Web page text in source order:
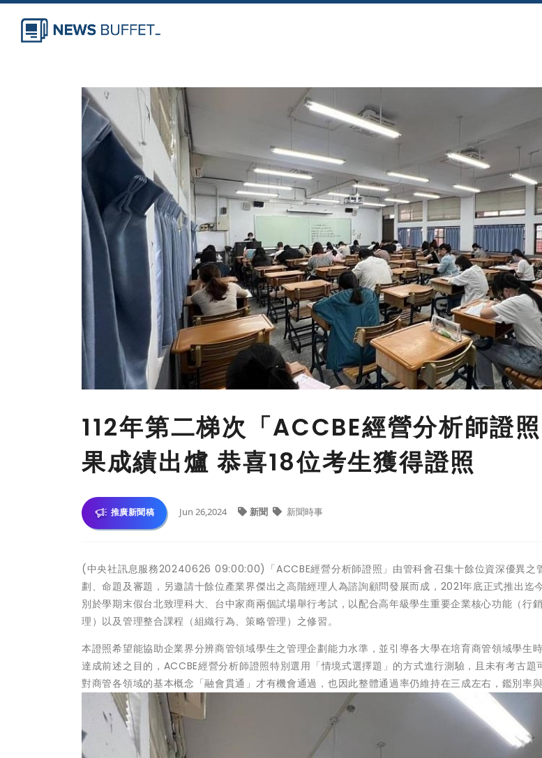
112年第二梯次「ACCBE經營分析師證
果成績出爐 恭喜18位考生獲得證照
推廣新聞稿 Jun 26,2024 新聞 新聞時事
(中央社訊息服務20240626 09:00:00)「ACCBE經營分析師證照」由管科會召集十餘位資深優異之
劃、命題及審題，另邀請十餘位產業界傑出之高階經理人為諮詢顧問發展而成，2021年底正式推出迄
別於學期末假台北致理科大、台中家商兩個試場舉行考試，以配合高年級學生重要企業核心功能（行
理）以及管理整合課程（組織行為、策略管理）之修習。
本證照希望能協助企業界分辨商管領域學生之管理企劃能力水準，並引導各大學在培育商管領域學生
達成前述之目的，ACCBE經營分析師證照特別選用「情境式選擇題」的方式進行測驗，且未有考古題
對商管各領域的基本概念「融會貫通」才有機會通過，也因此整體通過率仍維持在三成左右，鑑別率與